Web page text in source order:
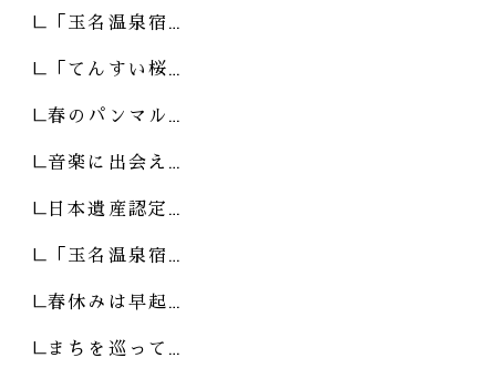
「玉名温泉宿…
「てんすい桜…
春のパンマル…
音楽に出会え…
日本遺産認定…
「玉名温泉宿…
春休みは早起…
まちを巡って…